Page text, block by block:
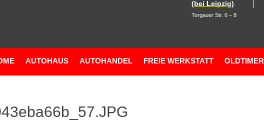
(bei Leipzig)
Torgauer Str. 6 – 8
AUTOHAUS AUTOHANDEL FREIE WERKSTATT OLDTIMER